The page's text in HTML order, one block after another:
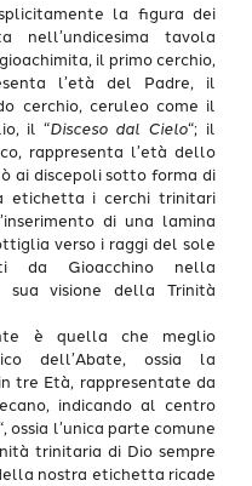
la figura dei
nell’undicesima tavola
il primo cerchio,
l’età del Padre, il
cerchio, ceruleo come il
il “Disceso dal Cielo“; il
rappresenta l’età dello
ai discepoli sotto forma di
etichetta i cerchi trinitari
di una lamina
verso i raggi del sole
da Gioacchino nella
sua visione della Trinità
è quella che meglio
dell’Abate, ossia la
tre Età, rappresentate da
indicando al centro
ossia l’unica parte comune
trinitaria di Dio sempre
nostra etichetta ricade